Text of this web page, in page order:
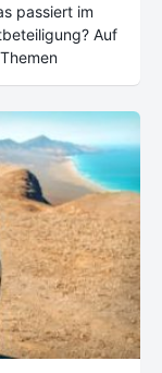
passiert im
Auf